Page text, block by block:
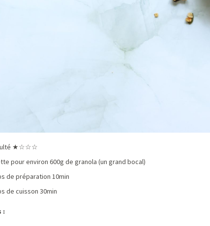
★☆☆☆
pour environ 600g de granola (un grand bocal)
de préparation 10min
de cuisson 30min
: